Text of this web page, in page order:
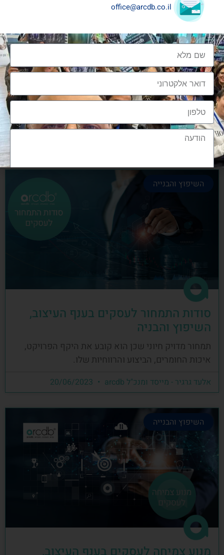
שיתופי פעולה בענף העיצוב והבניה
שיתופי פעולה בענף העיצוב והבניה הם מתכון הכרחי
להצלחה, לנו בארכדיבי יש את הניסיון והיכולת
אלעד גרגיר - מייסד ומנכ"ל arcdb
השיפוץ והבנייה
סודות התמחור לעסקים בענף העיצוב,
השיפוץ והבניה
תמחור מדויק חיוני שכן הוא קובע את היקף הפרויקט,
איכות החומרים, הביצוע והרווחיות שלו.
אלעד גרגיר - מייסד ומנכ"ל arcdb
השיפוץ והבנייה
office@arcdb.co.il
הצטרפות לקהילה